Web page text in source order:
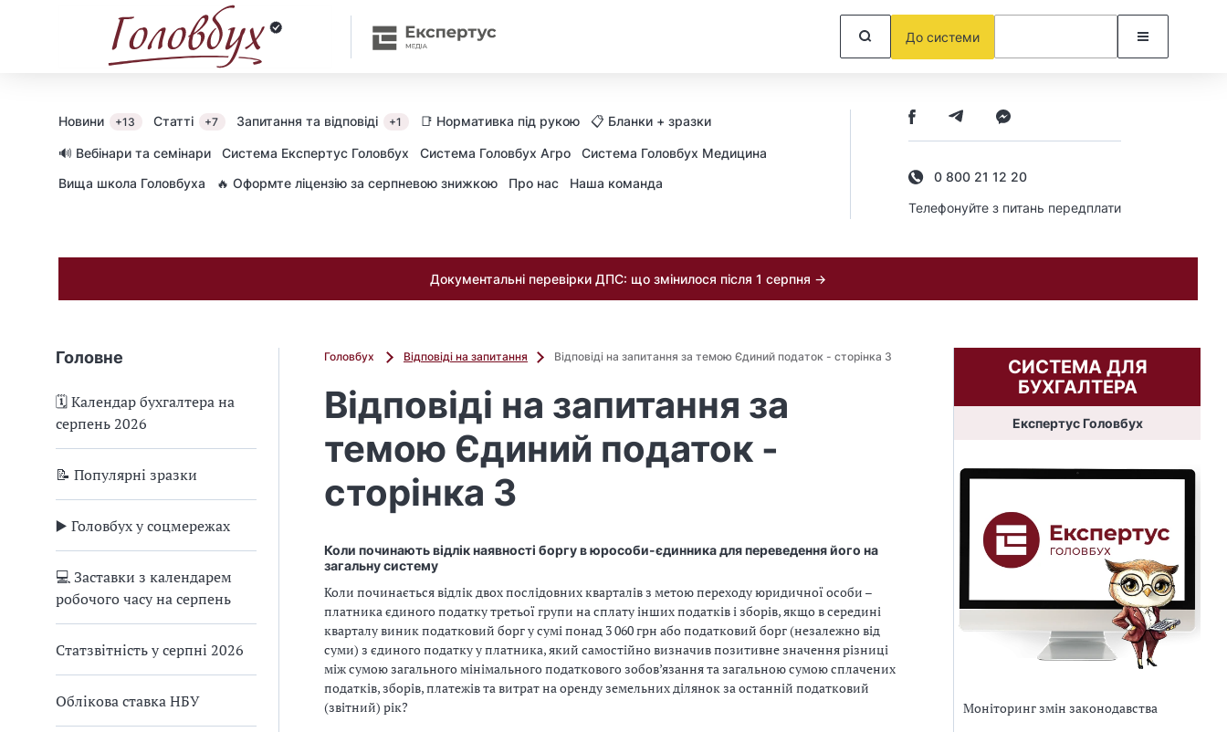
До системи
Новини +13 Статті +7 Запитання та відповіді +1 📑 Нормативка під рукою 📋 Бланки + зразки
🔊 Вебінари та семінари Cистема Експертус Головбух Система Головбух Агро
Система Головбух Медицина
Вища школа Головбуха
🔥 Оформте ліцензію за серпневою знижкою Про нас Наша команда
0 800 21 12 20
Телефонуйте з питань передплати
Документальні перевірки ДПС: що змінилося після 1 серпня →
Головне
🗓️ Календар бухгалтера на
серпень 2026
📝 Популярні зразки
▶️ Головбух у соцмережах
💻 Заставки з календарем
робочого часу на серпень
Статзвітність у серпні 2026
Облікова ставка НБУ
Головбух Відповіді на запитання Відповіді на запитання за темою Єдиний податок - сторінка 3
Відповіді на запитання за
темою Єдиний податок -
сторінка 3
Коли починають відлік наявності боргу в юрособи-єдинника для переведення його на
загальну систему
Коли починається відлік двох послідовних кварталів з метою переходу юридичної особи –
платника єдиного податку третьої групи на сплату інших податків і зборів, якщо в середині
кварталу виник податковий борг у сумі понад 3 060 грн або податковий борг (незалежно від
суми) з єдиного податку у платника, який самостійно визначив позитивне значення різниці
між сумою загального мінімального податкового зобов’язання та загальною сумою сплачених
податків, зборів, платежів та витрат на оренду земельних ділянок за останній податковий
(звітний) рік?
СИСТЕМА ДЛЯ
БУХГАЛТЕРА
Експертус Головбух
Моніторинг змін законодавства